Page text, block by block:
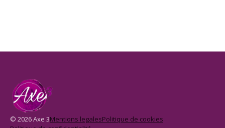
© 2026 Axe 3Mentions legalesPolitique de cookies